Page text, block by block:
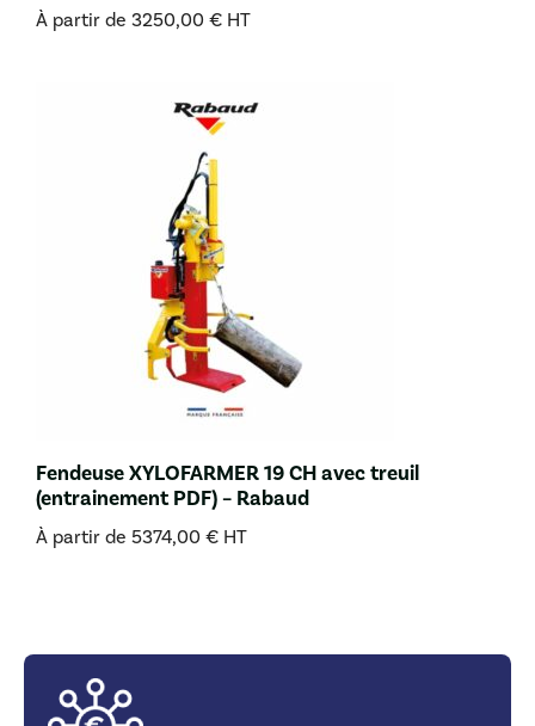
À partir de 3250,00 € HT
Fendeuse XYLOFARMER 19 CH avec treuil
(entrainement PDF) – Rabaud
À partir de 5374,00 € HT